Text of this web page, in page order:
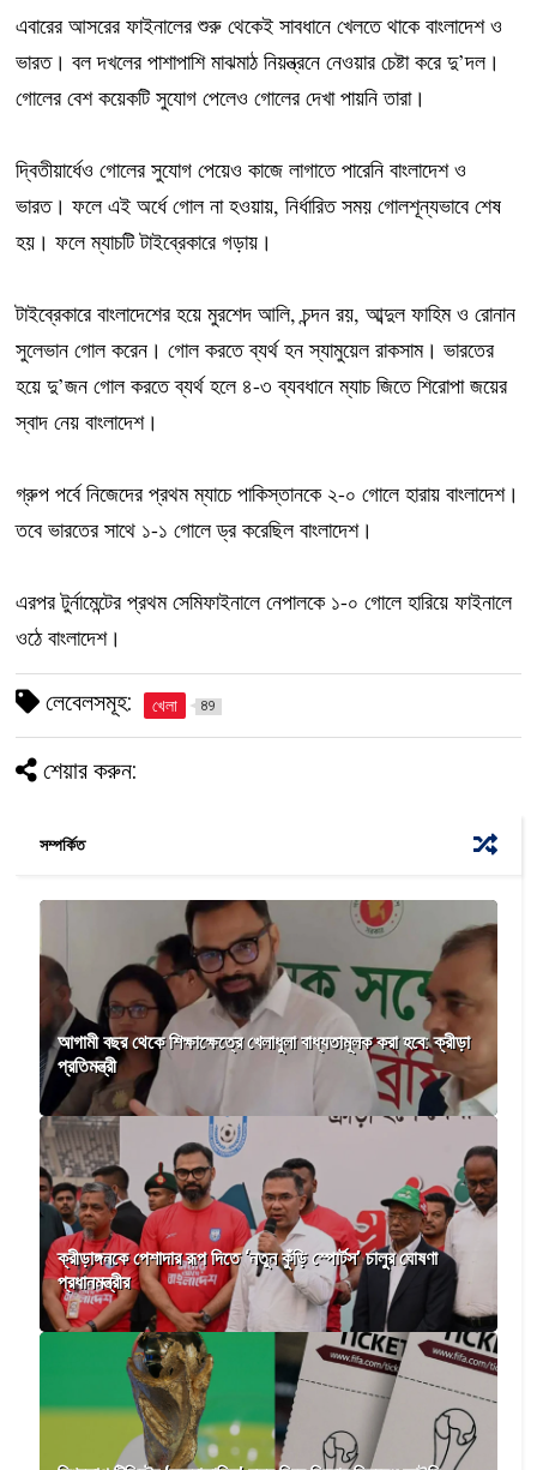
এবারের আসরের ফাইনালের শুরু থেকেই সাবধানে খেলতে থাকে বাংলাদেশ ও
ভারত। বল দখলের পাশাপাশি মাঝমাঠ নিয়ন্ত্রনে নেওয়ার চেষ্টা করে দু’দল।
গোলের বেশ কয়েকটি সুযোগ পেলেও গোলের দেখা পায়নি তারা।
দ্বিতীয়ার্ধেও গোলের সুযোগ পেয়েও কাজে লাগাতে পারেনি বাংলাদেশ ও
ভারত। ফলে এই অর্ধে গোল না হওয়ায়, নির্ধারিত সময় গোলশূন্যভাবে শেষ
হয়। ফলে ম্যাচটি টাইব্রেকারে গড়ায়।
টাইব্রেকারে বাংলাদেশের হয়ে মুরশেদ আলি, চন্দন রয়, আব্দুল ফাহিম ও রোনান
সুলেভান গোল করেন। গোল করতে ব্যর্থ হন স্যামুয়েল রাকসাম। ভারতের
হয়ে দু’জন গোল করতে ব্যর্থ হলে ৪-৩ ব্যবধানে ম্যাচ জিতে শিরোপা জয়ের
স্বাদ নেয় বাংলাদেশ।
গ্রুপ পর্বে নিজেদের প্রথম ম্যাচে পাকিস্তানকে ২-০ গোলে হারায় বাংলাদেশ।
তবে ভারতের সাথে ১-১ গোলে ড্র করেছিল বাংলাদেশ।
এরপর টুর্নামেন্টের প্রথম সেমিফাইনালে নেপালকে ১-০ গোলে হারিয়ে ফাইনালে
ওঠে বাংলাদেশ।
লেবেলসমূহ: খেলা 89
শেয়ার করুন:
সম্পর্কিত
আগামী বছর থেকে শিক্ষাক্ষেত্রে খেলাধুলা বাধ্যতামূলক করা হবে: ক্রীড়া
প্রতিমন্ত্রী
ক্রীড়াঙ্গনকে পেশাদার রূপ দিতে ‘নতুন কুঁড়ি স্পোর্টস’ চালুর ঘোষণা
প্রধানমন্ত্রীর